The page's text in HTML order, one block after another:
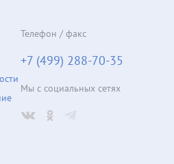
Телефон / факс
+7 (499) 288-70-35
Мы с социальных сетях